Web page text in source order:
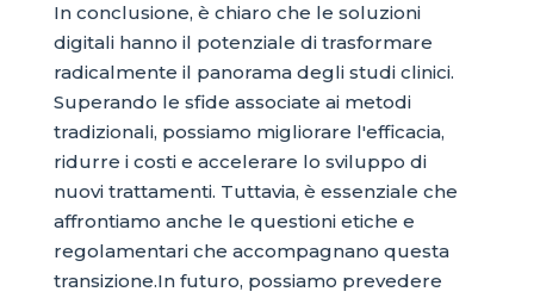
In conclusione, è chiaro che le soluzioni
digitali hanno il potenziale di trasformare
radicalmente il panorama degli studi clinici.
Superando le sfide associate ai metodi
tradizionali, possiamo migliorare l'efficacia,
ridurre i costi e accelerare lo sviluppo di
nuovi trattamenti. Tuttavia, è essenziale che
affrontiamo anche le questioni etiche e
regolamentari che accompagnano questa
transizione.In futuro, possiamo prevedere